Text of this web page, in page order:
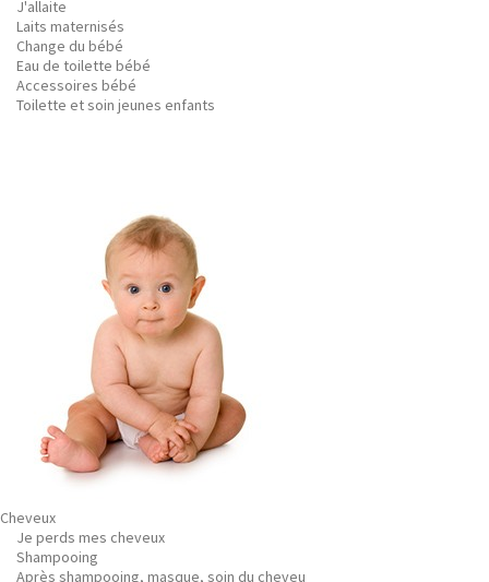
J'allaite
Laits maternisés
Change du bébé
Eau de toilette bébé
Accessoires bébé
Toilette et soin jeunes enfants
Cheveux
Je perds mes cheveux
Shampooing
Après shampooing, masque, soin du cheveu